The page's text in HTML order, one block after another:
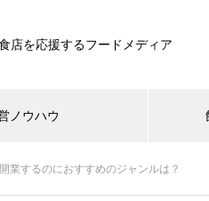
店を応援するフードメディア
ノウハウ
業するのにおすすめのジャンルは？